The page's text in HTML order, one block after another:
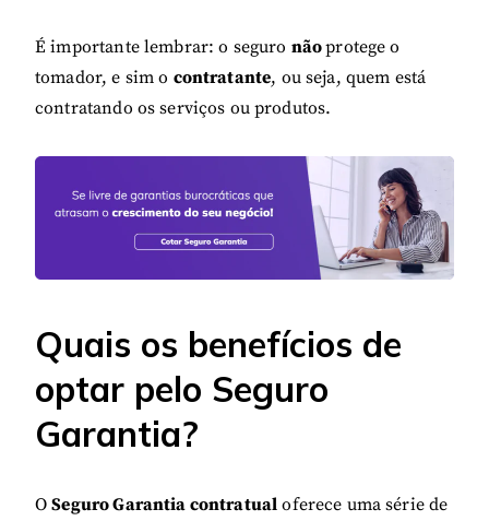
É importante lembrar: o seguro nãoprotege o
tomador, e sim o contratante, ou seja, quem está
contratando os serviços ou produtos.
Quais os benefícios de
optar pelo Seguro
Garantia?
OSeguro Garantia contratual oferece uma série de